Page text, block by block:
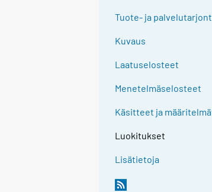
Tuote- ja
Kuvaus
Laatuselosteet
Menetelmäselosteet
Käsitteet ja
Luokitukset
Lisätietoja